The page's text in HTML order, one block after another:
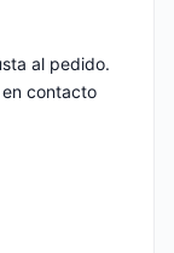
al pedido.
contacto